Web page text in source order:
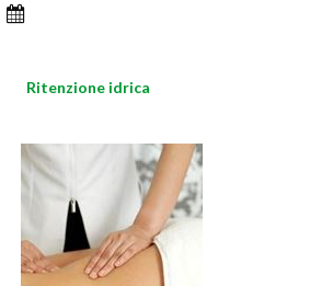
Ritenzione idrica